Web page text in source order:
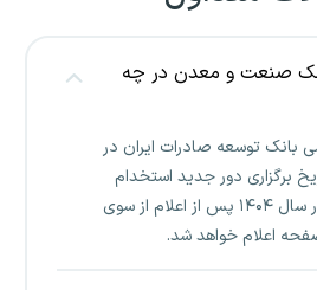
صنعت و معدن در چه
بانک توسعه صادرات ایران در
شد. تاریخ برگزاری دور جدید استخدام
بانک صنعت و معدن در سال ۱۴۰۴ پس از اعلام از سوی
اعلام خواهد شد.